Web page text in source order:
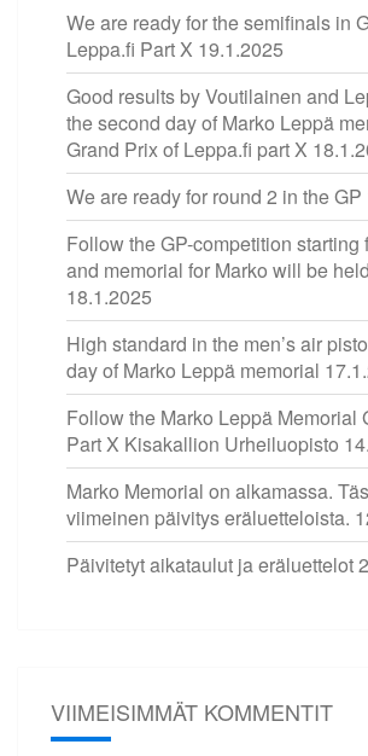
We are ready for the semifinals in
Leppa.fi Part X 19.1.2025
Good results by Voutilainen and
the second day of Marko Leppä
Grand Prix of Leppa.fi part X
We are ready for round 2 in the GP
Follow the GP-competition starting
and memorial for Marko will be
18.1.2025
High standard in the men’s air
day of Marko Leppä memorial
Follow the Marko Leppä Memorial
Part X Kisakallion Urheiluopisto
Marko Memorial on alkamassa.
viimeinen päivitys eräluetteloista.
Päivitetyt aikataulut ja eräluettelot
VIIMEISIMMÄT KOMMENTIT